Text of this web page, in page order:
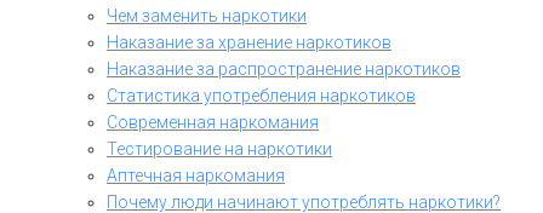
Чем заменить наркотики
Наказание за хранение наркотиков
Наказание за распространение наркотиков
Статистика употребления наркотиков
Современная наркомания
Тестирование на наркотики
Аптечная наркомания
Почему люди начинают употреблять наркотики?